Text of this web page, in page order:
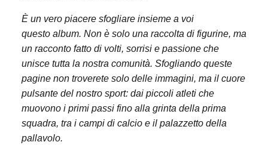
È un vero piacere sfogliare insieme a voi
questo album. Non è solo una raccolta di figurine, ma
un racconto fatto di volti, sorrisi e passione che
unisce tutta la nostra comunità. Sfogliando queste
pagine non troverete solo delle immagini, ma il cuore
pulsante del nostro sport: dai piccoli atleti che
muovono i primi passi fino alla grinta della prima
squadra, tra i campi di calcio e il palazzetto della
pallavolo.